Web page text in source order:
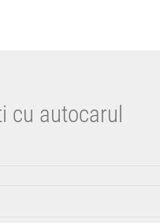
cu autocarul